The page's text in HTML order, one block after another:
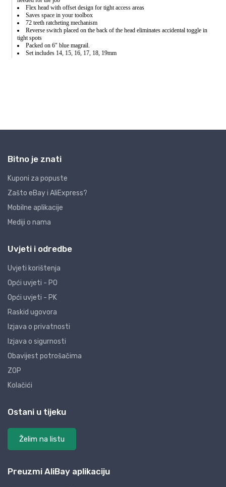
Bitno je znati
Kuponi za popuste
Zašto eBay i AliExpress?
Mobilne aplikacije
Mediji o nama
Uvjeti i odredbe
Uvjeti korištenja
Opći uvjeti - PO
Opći uvjeti - PK
Raskid ugovora
Izjava o privatnosti
Izjava o sigurnosti
Obavijest potrošačima
ZOP
Kolačići
Ostani u tijeku
Želim na listu
Preuzmi AliBay aplikaciju